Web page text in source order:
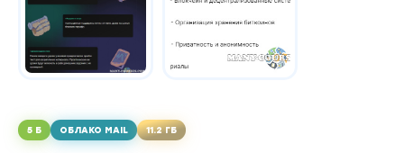
5 Б ОБЛАКО MAIL 11.2 ГБ